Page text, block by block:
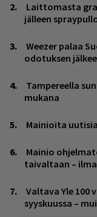
Laittomasta
jälleen
Weezer palaa
odotuksen
Tampereella
mukana
Mainioita
Mainio
taivaltaan –
Valtava Yle 100
syyskuussa –